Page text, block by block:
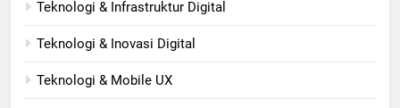
Teknologi & Infrastruktur Digital
Teknologi & Inovasi Digital
Teknologi & Mobile UX